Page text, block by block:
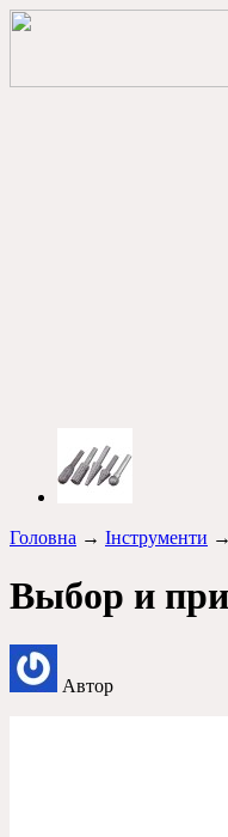
Головна → Інструменти
Выбор и
Автор